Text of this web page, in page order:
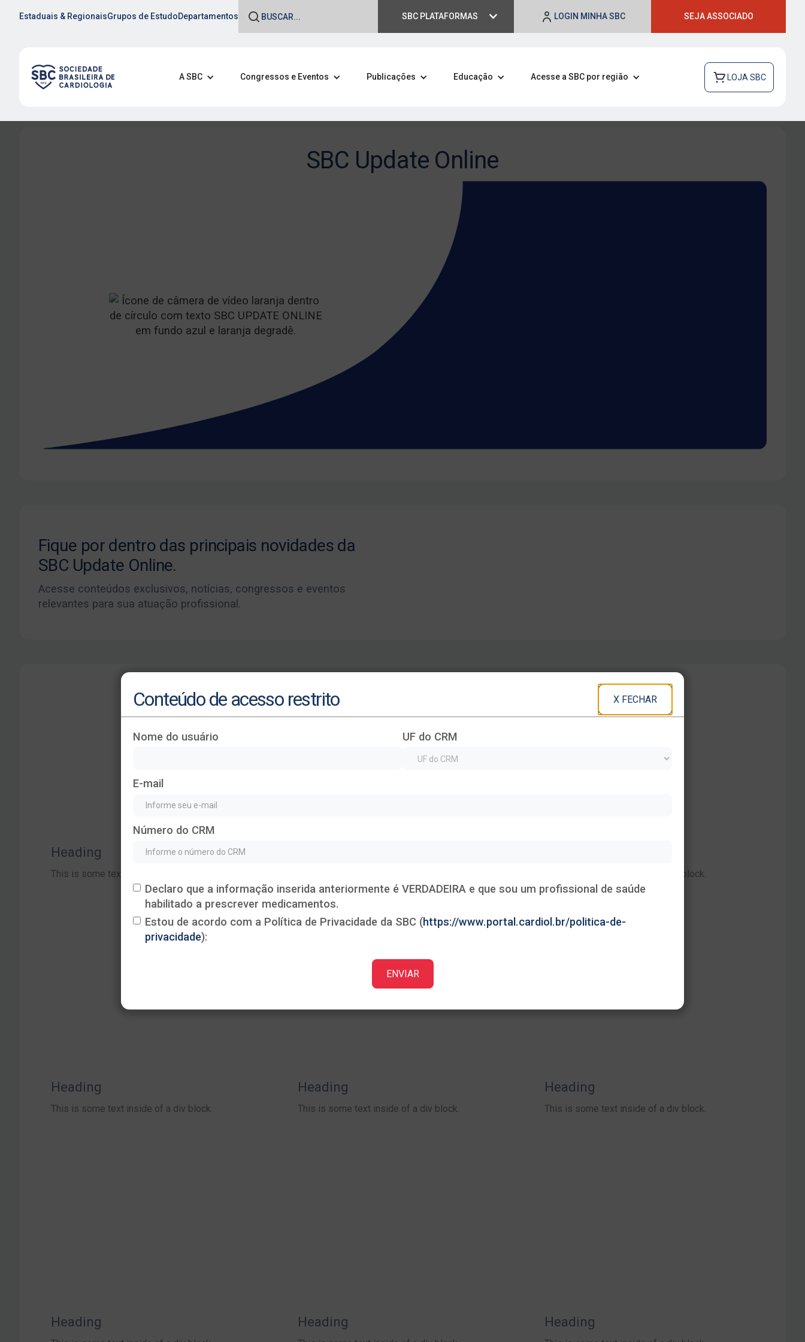
Estaduais & RegionaisGrupos de EstudoDepartamentos SBC PLATAFORMAS LOGIN MINHA SBC SEJA ASSOCIADO
A SBC Congressos e Eventos Publicações Educação Acesse a SBC por região LOJA SBC
Conteúdo de acesso restrito X FECHAR
Nome do usuário UF do CRM
E-mail
Número do CRM
Declaro que a informação inserida anteriormente é VERDADEIRA e que sou um profissional de saúde
habilitado a prescrever medicamentos.
Estou de acordo com a Política de Privacidade da SBC (https://www.portal.cardiol.br/politica-de-
privacidade):
SBC Update Online
Fique por dentro das principais novidades da
SBC Update Online.
Acesse conteúdos exclusivos, notícias, congressos e eventos
relevantes para sua atuação profissional.
Heading
This is some text inside of a div block. This is some text inside of a div block.
Heading
This is some text inside of a div block.
Heading
This is some text inside of a div block.
Heading
This is some text inside of a div block.
Heading Heading Heading